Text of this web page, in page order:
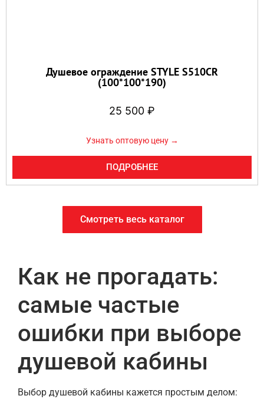
Душевое ограждение STYLE S510CR
(100*100*190)
25 500 ₽
Узнать оптовую цену →
ПОДРОБНЕЕ
Смотреть весь каталог
Как не прогадать:
самые частые
ошибки при выборе
душевой кабины
Выбор душевой кабины кажется простым делом: